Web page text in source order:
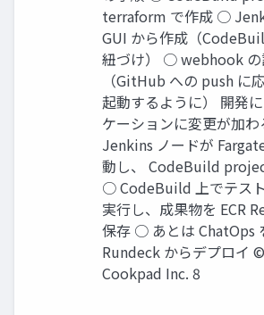
terraform で作成 ○
GUI から作成（
紐づけ） ○ webhook の
（GitHub への push に
起動するように） 開発
ケーションに変更が加
Jenkins ノードが
動し、 CodeBuild
○ CodeBuild 上でテス
実行し、成果物を ECR
保存 ○ あとは ChatOps
Rundeck からデプロイ
Cookpad Inc. 8